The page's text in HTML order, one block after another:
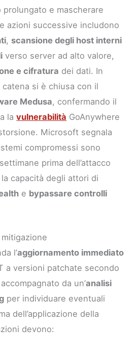
e mascherare
azioni successive includono
, scansione degli host interni
verso server ad alto valore,
e cifratura dei dati. In
si è chiusa con il
Medusa, confermando il
lavulnerabilità GoAnywhere
Microsoft segnala
compromessi sono
prima dell’attacco
capacità degli attori di
e bypassare controlli
l’aggiornamento immediato
a versioni patchate secondo
accompagnato da un’analisi
per individuare eventuali
dell’applicazione della
devono: